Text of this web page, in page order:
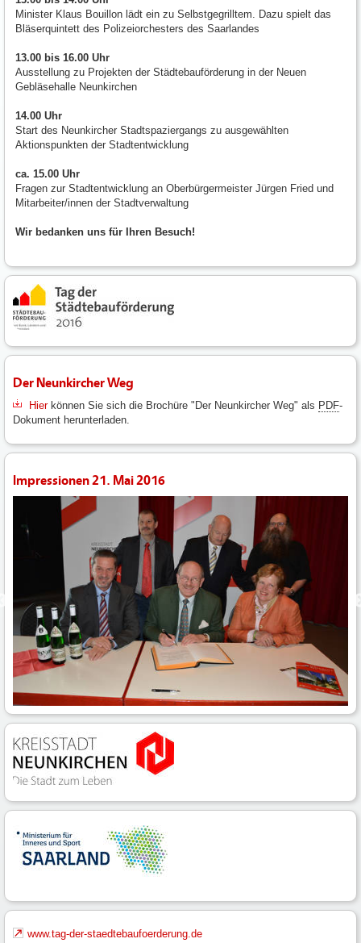
Minister Klaus Bouillon lädt ein zu Selbstgegrilltem. Dazu spielt das
Bläserquintett des Polizeiorchesters des Saarlandes
13.00 bis 16.00 Uhr
Ausstellung zu Projekten der Städtebauförderung in der Neuen
Gebläsehalle Neunkirchen
14.00 Uhr
Start des Neunkircher Stadtspaziergangs zu ausgewählten
Aktionspunkten der Stadtentwicklung
ca. 15.00 Uhr
Fragen zur Stadtentwicklung an Oberbürgermeister Jürgen Fried und
Mitarbeiter/innen der Stadtverwaltung
Wir bedanken uns für Ihren Besuch!
Der Neunkircher Weg
Hierkönnen Sie sich die Brochüre "Der Neunkircher Weg" als PDF-
Dokument herunterladen.
Impressionen 21. Mai 2016
www.tag-der-staedtebaufoerderung.de